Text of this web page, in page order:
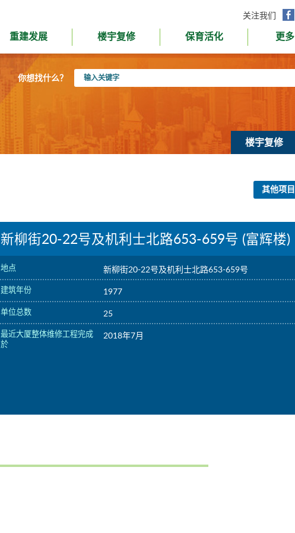
关注我们
面
重建发展 楼宇复修 保育活化 更多
你想找什么？
入
楼宇复修
其他项目
新柳街20-22号及机利士北路653-659号 (富辉楼)
地点 新柳街20-22号及机利士北路653-659号
建筑年份 1977
单位总数 25
最近大厦整体维修工程完成
於
2018年7月